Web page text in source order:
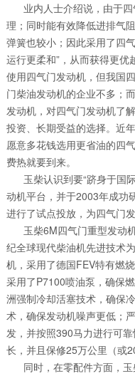
业内人士介绍说，由于四
理；同时能有效降低进排气
弹簧也较小；因此采用了四
运行更柔和”，从而获得更
使用四气门发动机，但我国
门柴油发动机的企业不多；
发动机，对四气门发动机了
投资、长期受益的选择。近
愿意多花钱选用更省油的四
费热就要到来。
玉柴认识到要“跻身于国
动机平台，并于2003年成功
进行了试点投放，为四气门
玉柴6M四气门重型发动
纪全球现代柴油机先进技术
机，采用了德国FEV特有燃
采用了P7100喷油泵，确保
洲强制冷却活塞技术，确保
术，确保发动机噪声更低；
发，并按照390马力进行可
长，并且保修25万公里（或
同时，在零配件方面，玉